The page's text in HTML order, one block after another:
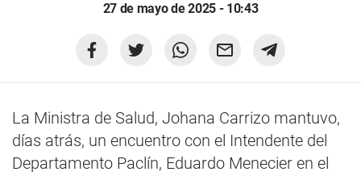
27 de mayo de 2025 - 10:43
La Ministra de Salud, Johana Carrizo mantuvo,
días atrás, un encuentro con el Intendente del
Departamento Paclín, Eduardo Menecier en el